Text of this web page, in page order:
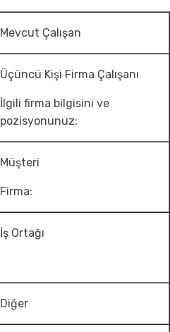
Mevcut Çalışan
Üçüncü Kişi Firma Çalışanı
İlgili firma bilgisini ve
pozisyonunuz:
Müşteri
Firma:
İş Ortağı
Diğer